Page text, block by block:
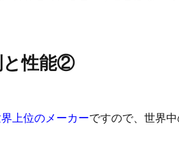
と性能②
上位のメーカーですので、世界